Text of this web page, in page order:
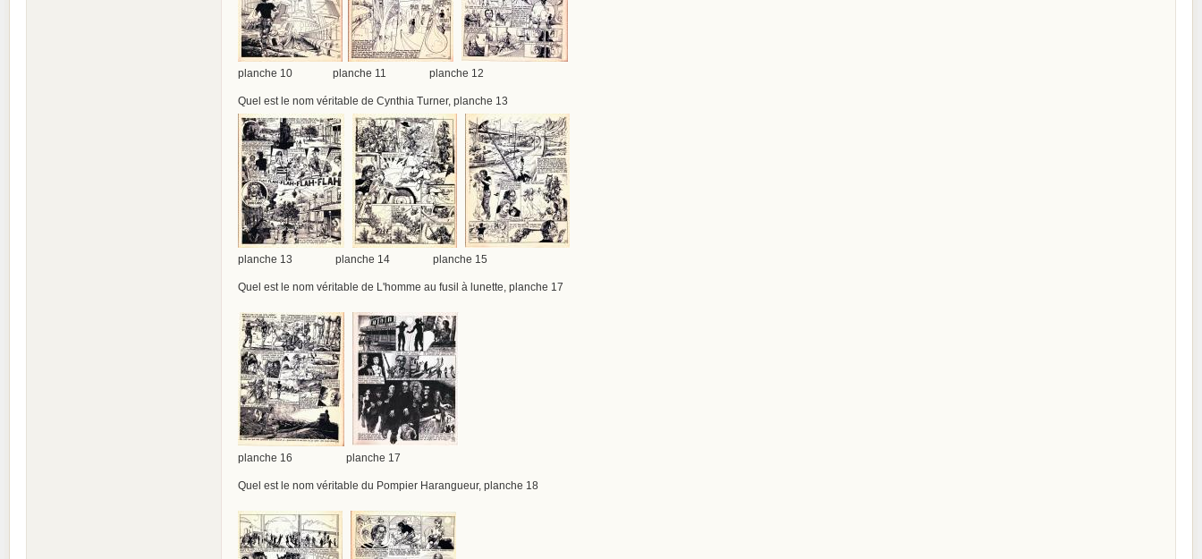
planche 10 planche 11 planche 12
Quel est le nom véritable de Cynthia Turner, planche 13
planche 13 planche 14 planche 15
Quel est le nom véritable de L'homme au fusil à lunette, planche 17
planche 16 planche 17
Quel est le nom véritable du Pompier Harangueur, planche 18